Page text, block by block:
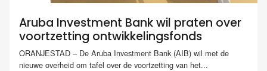
Aruba Investment Bank wil praten over
voortzetting ontwikkelingsfonds
ORANJESTAD – De Aruba Investment Bank (AIB) wil met de
nieuwe overheid om tafel over de voortzetting van het...